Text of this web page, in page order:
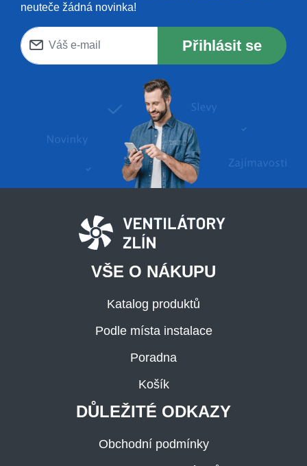
neuteče žádná novinka!
Přihlásit se
VŠE O NÁKUPU
Katalog produktů
Podle místa instalace
Poradna
Košík
DŮLEŽITÉ ODKAZY
Obchodní podmínky